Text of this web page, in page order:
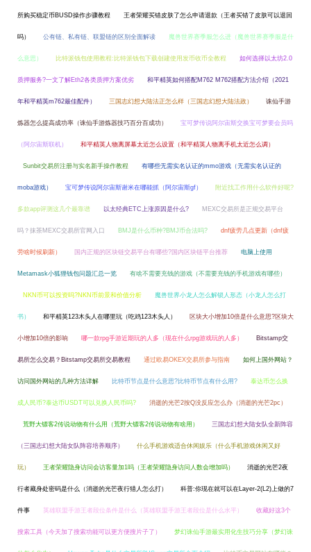
所购买稳定币BUSD操作步骤教程 王者荣耀买错皮肤了怎么申请退款（王者买错了皮肤可以退回
吗） 公有链、私有链、联盟链的区别全面解读 魔兽世界赛季服怎么进（魔兽世界赛季服是什
么意思） 比特派钱包使用教程:比特派钱包下载创建使用发币收币全教程 如何选择以太坊2.0
质押服务?一文了解Eth2各类质押方案优劣 和平精英如何搭配M762 M762搭配方法介绍（2021
年和平精英m762最佳配件） 三国志幻想大陆法正怎么样（三国志幻想大陆法政） 诛仙手游
炼器怎么提高成功率（诛仙手游炼器技巧百分百成功） 宝可梦传说阿尔宙斯交换宝可梦要会员吗
（阿尔宙斯联机） 和平精英人物离屏幕太近怎么设置（和平精英人物离手机太近怎么调）
Sunbit交易所注册与实名新手操作教程 有哪些无需实名认证的mmo游戏（无需实名认证的
moba游戏） 宝可梦传说阿尔宙斯谢米在哪能抓（阿尔宙斯gf） 附近找工作用什么软件好呢?
多款app评测这几个最靠谱 以太经典ETC上涨原因是什么? MEXC交易所是正规交易平台
吗？抹茶MEXC交易所官网入口 BMJ是什么币种?BMJ币合法吗? dnf疲劳几点更新（dnf疲
劳啥时候刷新） 国内正规的区块链交易平台有哪些?国内区块链平台推荐 电脑上使用
Metamask小狐狸钱包问题汇总一览 有啥不需要充钱的游戏（不需要充钱的手机游戏有哪些）
NKN币可以投资吗?NKN币前景和价值分析 魔兽世界小龙人怎么解锁人形态（小龙人怎么打
书） 和平精英123木头人在哪里玩（吃鸡123木头人） 区块大小增加10倍是什么意思?区块大
小增加10倍的影响 哪一款rpg手游近期玩的人多（现在什么rpg游戏玩的人多） Bitstamp交
易所怎么交易？Bitstamp交易所交易教程 通过欧易OKEX交易所参与指南 如何上国外网站？
访问国外网站的几种方法详解 比特币节点是什么意思?比特币节点有什么用? 泰达币怎么换
成人民币?泰达币USDT可以兑换人民币吗? 消逝的光芒2按Q没反应怎么办（消逝的光芒2pc）
荒野大镖客2传说动物有什么用（荒野大镖客2传说动物有啥用） 三国志幻想大陆女队全新阵容
（三国志幻想大陆女队阵容培养顺序） 什么手机游戏适合休闲娱乐（什么手机游戏休闲又好
玩） 王者荣耀隐身访问会访客量加1吗（王者荣耀隐身访问人数会增加吗） 消逝的光芒2夜
行者藏身处密码是什么（消逝的光芒夜行猎人怎么打） 科普:你现在就可以在Layer-2(L2)上做的7
件事 英雄联盟手游王者段位条件是什么（英雄联盟手游王者段位是什么水平） 收藏好这3个
搜索工具（今天加了搜索功能可以更方便搜片子了） 梦幻诛仙手游最实用化生技巧分享（梦幻诛